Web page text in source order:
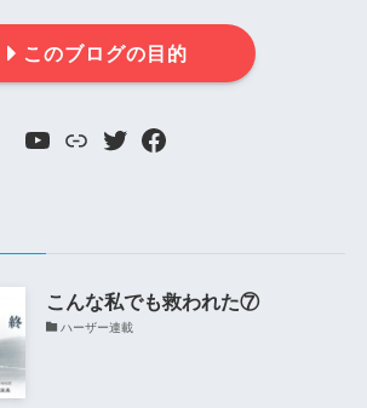
このブログの目的
YouTube
リンク TwitterFacebook
こんな私でも救われた⑦
ハーザー連載